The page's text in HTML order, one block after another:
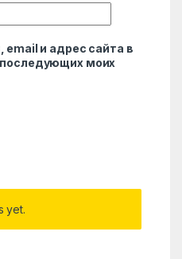
и адрес сайта в
моих
yet.